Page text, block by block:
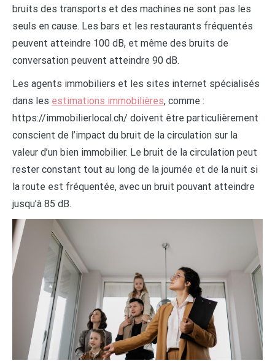
bruits des transports et des machines ne sont pas les
seuls en cause. Les bars et les restaurants fréquentés
peuvent atteindre 100 dB, et même des bruits de
conversation peuvent atteindre 90 dB.
Les agents immobiliers et les sites internet spécialisés
dans les estimations immobilières, comme :
https://immobilierlocal.ch/ doivent être particulièrement
conscient de l’impact du bruit de la circulation sur la
valeur d’un bien immobilier. Le bruit de la circulation peut
rester constant tout au long de la journée et de la nuit si
la route est fréquentée, avec un bruit pouvant atteindre
jusqu’à 85 dB.